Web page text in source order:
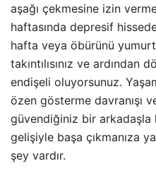
aşağı çekmesine izin
haftasında depresif
hafta veya öbürünü
takıntılısınız ve ardından
endişeli oluyorsunuz.
özen gösterme davranışı
güvendiğiniz bir arkadaşla
gelişiyle başa çıkmanıza
şey vardır.